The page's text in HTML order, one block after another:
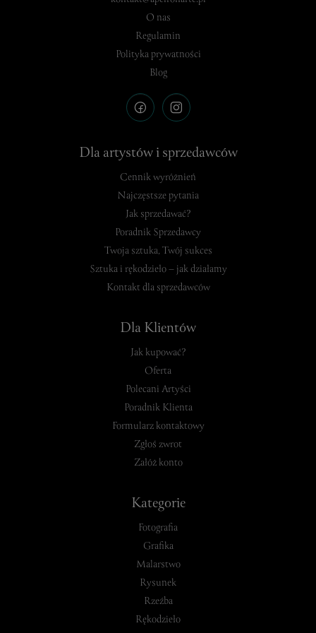
O nas
Regulamin
Polityka prywatności
Blog
Dla artystów i sprzedawców
Cennik wyróżnień
Najczęstsze pytania
Jak sprzedawać?
Poradnik Sprzedawcy
Twoja sztuka, Twój sukces
Sztuka i rękodzieło – jak działamy
Kontakt dla sprzedawców
Dla Klientów
Jak kupować?
Oferta
Polecani Artyści
Poradnik Klienta
Formularz kontaktowy
Zgłoś zwrot
Załóż konto
Kategorie
Fotografia
Grafika
Malarstwo
Rysunek
Rzeźba
Rękodzieło